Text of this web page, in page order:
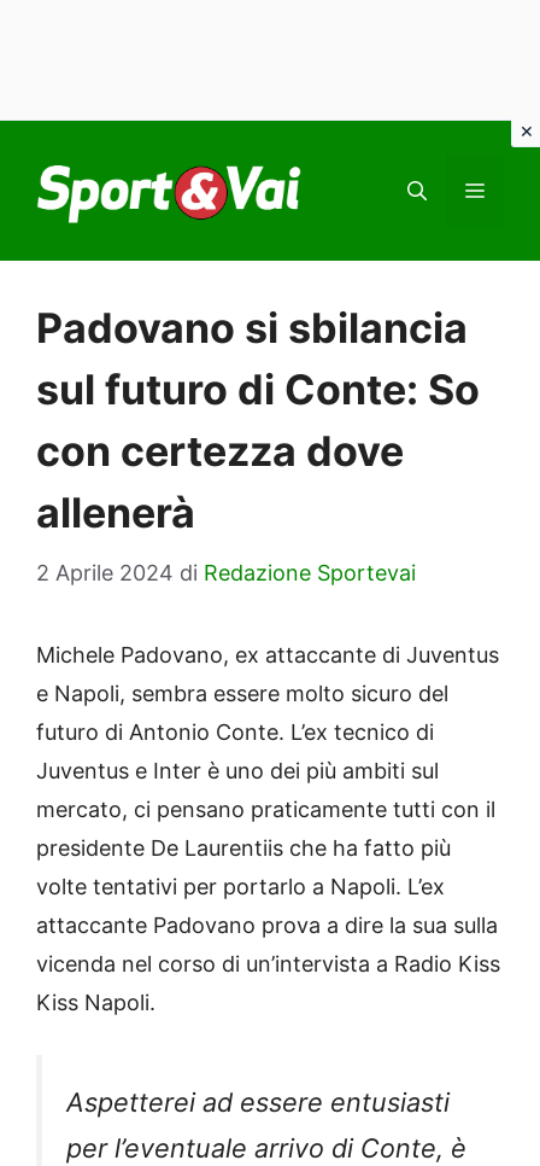
contenuto
Padovano si sbilancia
sul futuro di Conte: So
con certezza dove
allenerà
2 Aprile 2024 di Redazione Sportevai
Michele Padovano, ex attaccante di Juventus
e Napoli, sembra essere molto sicuro del
futuro di Antonio Conte. L’ex tecnico di
Juventus e Inter è uno dei più ambiti sul
mercato, ci pensano praticamente tutti con il
presidente De Laurentiis che ha fatto più
volte tentativi per portarlo a Napoli. L’ex
attaccante Padovano prova a dire la sua sulla
vicenda nel corso di un’intervista a Radio Kiss
Kiss Napoli.
Aspetterei ad essere entusiasti
per l’eventuale arrivo di Conte, è